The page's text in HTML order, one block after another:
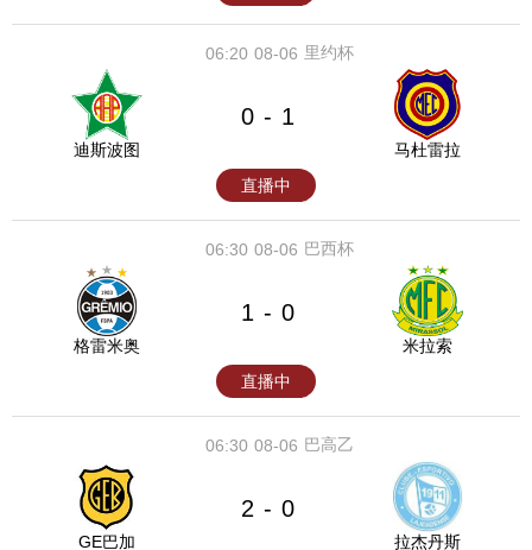
08-06
06:20 里约杯
迪斯波图
0 - 1
马杜雷拉
直播中
08-06
06:30 巴西杯
格雷米奥
1 - 0
米拉索
直播中
08-06
06:30 巴高乙
GE巴加
2 - 0
拉杰丹斯